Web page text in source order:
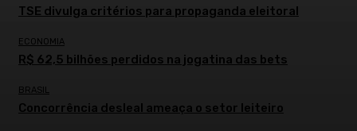
TSE divulga critérios para propaganda eleitoral
ECONOMIA
R$ 62,5 bilhões perdidos na jogatina das bets
BRASIL
Concorrência desleal ameaça o setor leiteiro